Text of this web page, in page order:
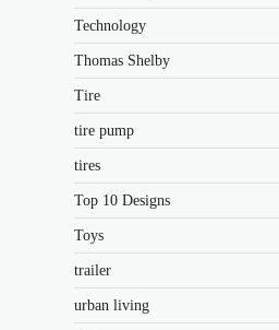
Technology
Thomas Shelby
Tire
tire pump
tires
Top 10 Designs
Toys
trailer
urban living